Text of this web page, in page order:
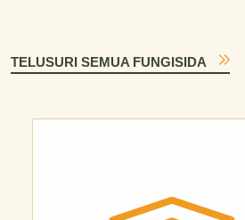
TELUSURI SEMUA FUNGISIDA